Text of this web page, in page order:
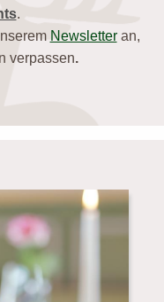
.
Newsletteran,
verpassen.